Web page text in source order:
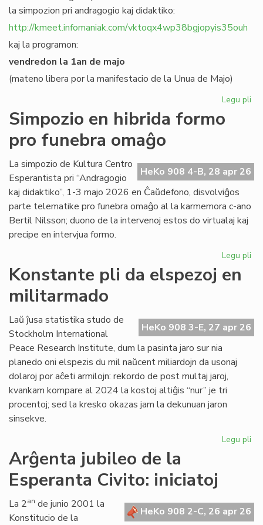
la simpozion pri andragogio kaj didaktiko:
http://kmeet.infomaniak.com/vktoqx4wp38bgjopyis35ouh
kaj la programon:
vendredon la 1an de majo
(mateno libera por la manifestacio de la Unua de Majo)
Legu pli
Simpozio en hibrida formo
pro funebra omaĝo
HeKo 908 4-B, 28 apr 26
La simpozio de Kultura Centro
Esperantista pri “Andragogio
kaj didaktiko”, 1-3 majo 2026 en Ĉaŭdefono, disvolviĝos
parte telematike pro funebra omaĝo al la karmemora c-ano
Bertil Nilsson; duono de la intervenoj estos do virtualaj kaj
precipe en intervjua formo.
Legu pli
pro
Konstante pli da elspezoj en
militarmado
HeKo 908 3-E, 27 apr 26
Laŭ ĵusa statistika studo de
Stockholm International
Peace Research Institute, dum la pasinta jaro sur nia
planedo oni elspezis du mil naŭcent miliardojn da usonaj
dolaroj por aĉeti armilojn: rekordo de post multaj jaroj,
kvankam kompare al 2024 la kostoj altiĝis “nur” je tri
procentoj; sed la kresko okazas jam la dekunuan jaron
sinsekve.
Legu pli
en
Arĝenta jubileo de la
Esperanta Civito: iniciatoj
HeKo 908 2-C, 26 apr 26
La 2an de junio 2001 la
Konstitucio de la